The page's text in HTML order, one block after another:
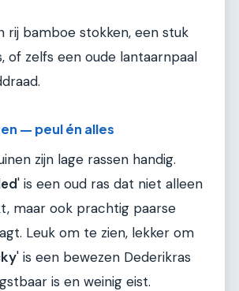
rij bamboe stokken, een stuk
of zelfs een oude lantaarnpaal
— peul én alles
zijn lage rassen handig.
' is een oud ras dat niet alleen
maar ook prachtig paarse
Leuk om te zien, lekker om
' is een bewezen Dederikras
is en weinig eist.